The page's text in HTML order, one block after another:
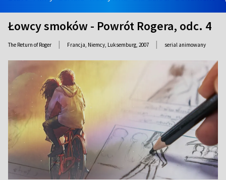
Łowcy smoków - Powrót Rogera, odc. 4
The Return of Roger | Francja, Niemcy, Luksemburg, 2007 | serial animowany